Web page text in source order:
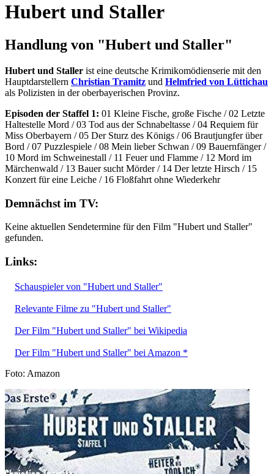
Hubert und Staller
Handlung von "Hubert und Staller"
Hubert und Staller ist eine deutsche Krimikomödienserie mit den
Hauptdarstellern Christian Tramitz und Helmfried von Lüttichau
als Polizisten in der oberbayerischen Provinz.
Episoden der Staffel 1: 01 Kleine Fische, große Fische / 02 Letzte
Haltestelle Mord / 03 Tod aus der Schnabeltasse / 04 Requiem für
Miss Oberbayern / 05 Der Sturz des Königs / 06 Brautjungfer über
Bord / 07 Puzzlespiele / 08 Mein lieber Schwan / 09 Bauernfänger /
10 Mord im Schweinestall / 11 Feuer und Flamme / 12 Mord im
Märchenwald / 13 Bauer sucht Mörder / 14 Der letzte Hirsch / 15
Konzert für eine Leiche / 16 Floßfahrt ohne Wiederkehr
Demnächst im TV:
Keine aktuellen Sendetermine für den Film "Hubert und Staller"
gefunden.
Links:
Schauspieler von "Hubert und Staller"
Relevante Filme zu "Hubert und Staller"
Der Film "Hubert und Staller" bei Wikipedia
Der Film "Hubert und Staller" bei Amazon *
Foto: Amazon